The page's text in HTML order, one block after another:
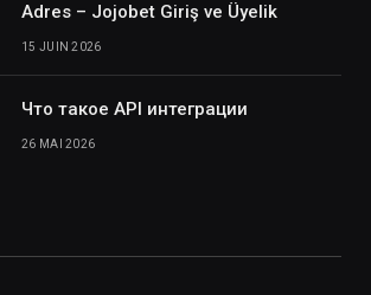
Adres – Jojobet Giriş ve Üyelik
15 JUIN 2026
Что такое API интеграции
26 MAI 2026